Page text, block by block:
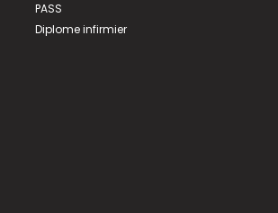
PASS
Diplome infirmier